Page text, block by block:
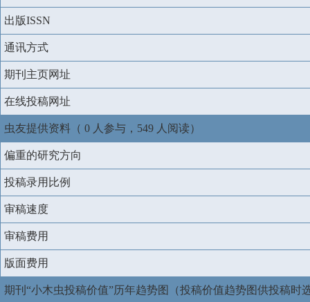
出版ISSN
通讯方式
期刊主页网址
在线投稿网址
虫友提供资料（ 0 人参与，549 人阅读）
偏重的研究方向
投稿录用比例
审稿速度
审稿费用
版面费用
期刊“小木虫投稿价值”历年趋势图（投稿价值趋势图供投稿时